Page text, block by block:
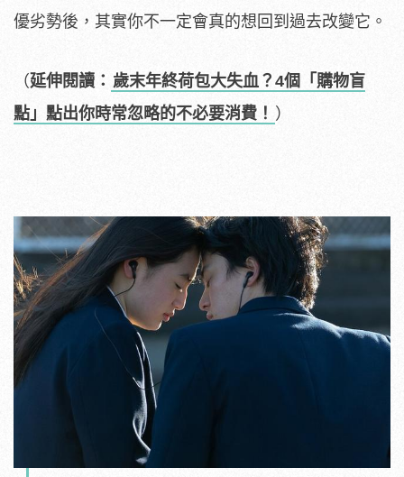
優劣勢後，其實你不一定會真的想回到過去改變它。
（延伸閱讀： 歲末年終荷包大失血？4個「購物盲
點」點出你時常忽略的不必要消費！ ）